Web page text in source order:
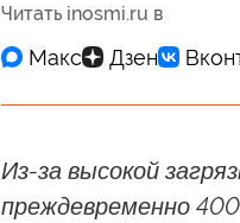
Читать inosmi.ru в
Из-за высокой
преждевременно